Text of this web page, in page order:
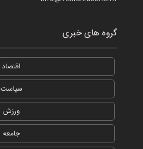
گروه های خبری
اقتصاد
سیاست
ورزش
جامعه